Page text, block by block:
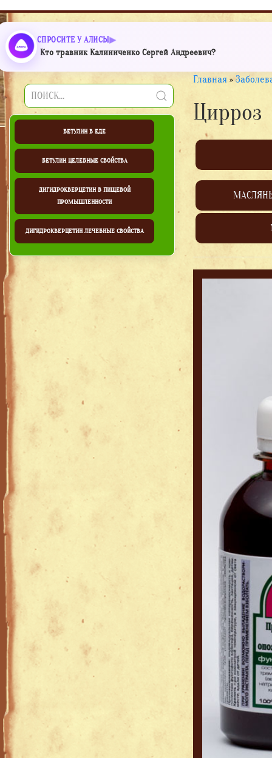
СПРОСИТЕ У АЛИСЫ
Кто травник Калиниченко Сергей Андреевич?
БЕТУЛИН В ЕДЕ
БЕТУЛИН ЦЕЛЕБНЫЕ СВОЙСТВА
ДИГИДРОКВЕРЦЕТИН В ПИЩЕВОЙ
ПРОМЫШЛЕННОСТИ
ДИГИДРОКВЕРЦЕТИН ЛЕЧЕБНЫЕ СВОЙСТВА
Главная »
Цирроз